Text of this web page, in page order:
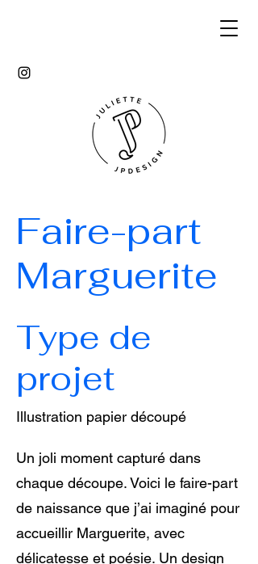
Faire-part
Marguerite
Type de
projet
Illustration papier découpé
Un joli moment capturé dans
chaque découpe. Voici le faire-part
de naissance que j’ai imaginé pour
accueillir Marguerite, avec
délicatesse et poésie. Un design